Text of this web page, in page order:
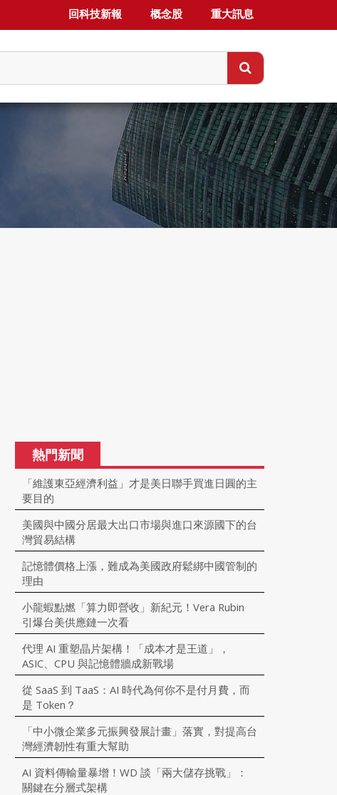
回科技新報 概念股 重大訊息
熱門新聞
「維護東亞經濟利益」才是美日聯手買進日圓的主
要目的
美國與中國分居最大出口市場與進口來源國下的台
灣貿易結構
記憶體價格上漲，難成為美國政府鬆綁中國管制的
理由
小龍蝦點燃「算力即營收」新紀元！Vera Rubin
引爆台美供應鏈一次看
代理 AI 重塑晶片架構！「成本才是王道」，
ASIC、CPU 與記憶體牆成新戰場
從 SaaS 到 TaaS：AI 時代為何你不是付月費，而
是 Token？
「中小微企業多元振興發展計畫」落實，對提高台
灣經濟韌性有重大幫助
AI 資料傳輸量暴增！WD 談「兩大儲存挑戰」：
關鍵在分層式架構